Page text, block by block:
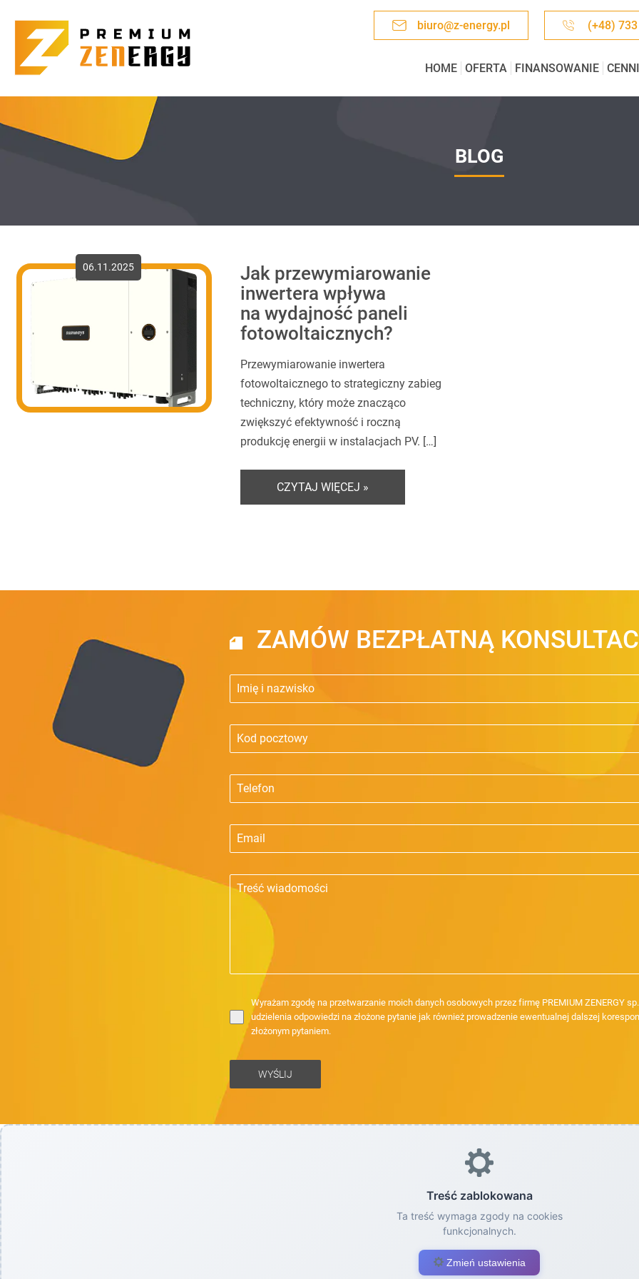
biuro@z-energy.pl (+48)
HOME OFERTA FINANSOWANIE
BLOG
06.11.2025
Jak przewymiarowanie
inwertera wpływa
na wydajność paneli
fotowoltaicznych?
Przewymiarowanie inwertera
fotowoltaicznego to strategiczny zabieg
techniczny, który może znacząco
zwiększyć efektywność i roczną
produkcję energii w instalacjach PV. […]
CZYTAJ WIĘCEJ »
ZAMÓW BEZPŁATNĄ
Wyrażam zgodę na przetwarzanie moich danych osobowych przez firmę PREMIUM ZENERGY
udzielenia odpowiedzi na złożone pytanie jak również prowadzenie ewentualnej dalszej
złożonym pytaniem.
WYŚLIJ
Treść zablokowana
Ta treść wymaga zgody na cookies
funkcjonalnych.
Zmień ustawienia